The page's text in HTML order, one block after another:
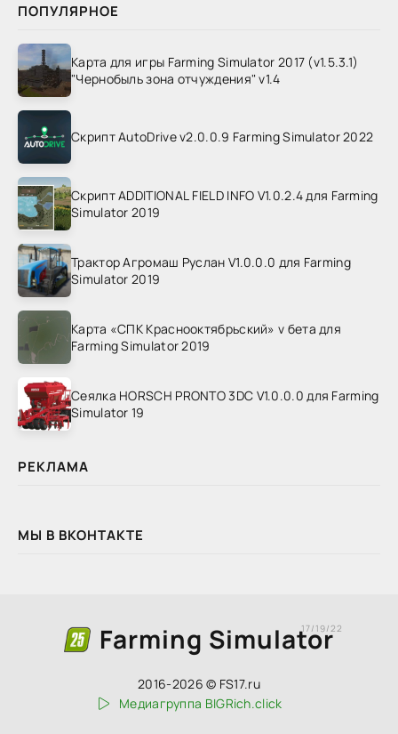
ПОПУЛЯРНОЕ
Карта для игры Farming Simulator 2017 (v1.5.3.1)
"Чернобыль зона отчуждения" v1.4
Скрипт AutoDrive v2.0.0.9 Farming Simulator 2022
Скрипт ADDITIONAL FIELD INFO V1.0.2.4 для Farming
Simulator 2019
Трактор Агромаш Руслан V1.0.0.0 для Farming
Simulator 2019
Карта «СПК Краснооктябрьский» v бета для
Farming Simulator 2019
Сеялка HORSCH PRONTO 3DC V1.0.0.0 для Farming
Simulator 19
РЕКЛАМА
МЫ В ВКОНТАКТЕ
Farming Simulator
17/19/22
2016-2026 © FS17.ru
Медиагруппа BIGRich.click